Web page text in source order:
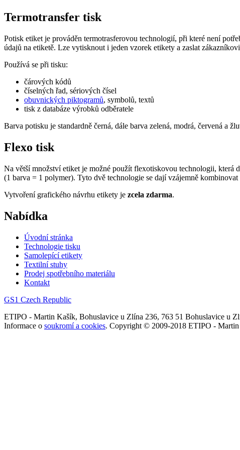
Termotransfer tisk
Potisk etiket je prováděn termotrasferovou technologií, při které není
údajů na etiketě. Lze vytisknout i jeden vzorek etikety a zaslat
Používá se při tisku:
čárových kódů
číselných řad, sériových čísel
obuvnických piktogramů, symbolů, textů
tisk z databáze výrobků odběratele
Barva potisku je standardně černá, dále barva zelená, modrá, červená a
Flexo tisk
Na větší množství etiket je možné použít flexotiskovou technologii, která
(1 barva = 1 polymer). Tyto dvě technologie se dají vzájemně
Vytvoření grafického návrhu etikety je zcela zdarma.
Nabídka
Úvodní stránka
Technologie tisku
Samolepící etikety
Textilní stuhy
Prodej spotřebního materiálu
Kontakt
GS1 Czech Republic
ETIPO - Martin Kašík, Bohuslavice u Zlína 236, 763 51 Bohuslavice u
Informace o soukromí a cookies. Copyright © 2009-2018 ETIPO - Martin